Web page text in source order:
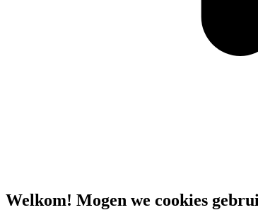
Welkom! Mogen we cookies